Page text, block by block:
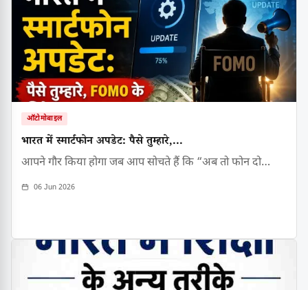
ऑटोमोबाइल
भारत में स्मार्टफोन अपडेट: पैसे तुम्हारे,...
आपने गौर किया होगा जब आप सोचते हैं कि “अब तो फोन दो…
06 Jun 2026